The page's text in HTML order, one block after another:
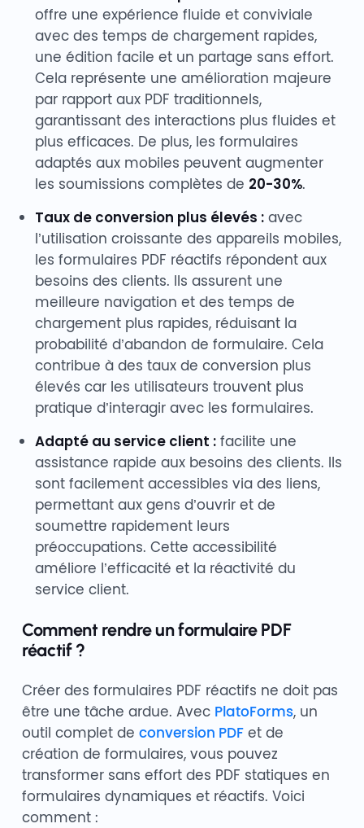
offre une expérience fluide et conviviale
avec des temps de chargement rapides,
une édition facile et un partage sans effort.
Cela représente une amélioration majeure
par rapport aux PDF traditionnels,
garantissant des interactions plus fluides et
plus efficaces. De plus, les formulaires
adaptés aux mobiles peuvent augmenter
les soumissions complètes de 20-30%.
Taux de conversion plus élevés :avec
l’utilisation croissante des appareils mobiles,
les formulaires PDF réactifs répondent aux
besoins des clients. Ils assurent une
meilleure navigation et des temps de
chargement plus rapides, réduisant la
probabilité d’abandon de formulaire. Cela
contribue à des taux de conversion plus
élevés car les utilisateurs trouvent plus
pratique d’interagir avec les formulaires.
Adapté au service client :facilite une
assistance rapide aux besoins des clients. Ils
sont facilement accessibles via des liens,
permettant aux gens d’ouvrir et de
soumettre rapidement leurs
préoccupations. Cette accessibilité
améliore l’efficacité et la réactivité du
service client.
Comment rendre un formulaire PDF
réactif ?
Créer des formulaires PDF réactifs ne doit pas
être une tâche ardue. Avec PlatoForms, un
outil complet de conversion PDFet de
création de formulaires, vous pouvez
transformer sans effort des PDF statiques en
formulaires dynamiques et réactifs. Voici
comment :